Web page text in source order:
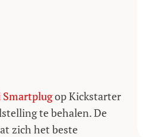
Smartplugop Kickstarter
te behalen. De
zich het beste